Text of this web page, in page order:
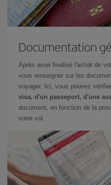
Documentation
Après avoir finalisé l'achat de
vous renseigner sur les
voyager. Ici, vous pouvez
visa, d'un passeport, d'une
document, en fonction de la
votre vol.